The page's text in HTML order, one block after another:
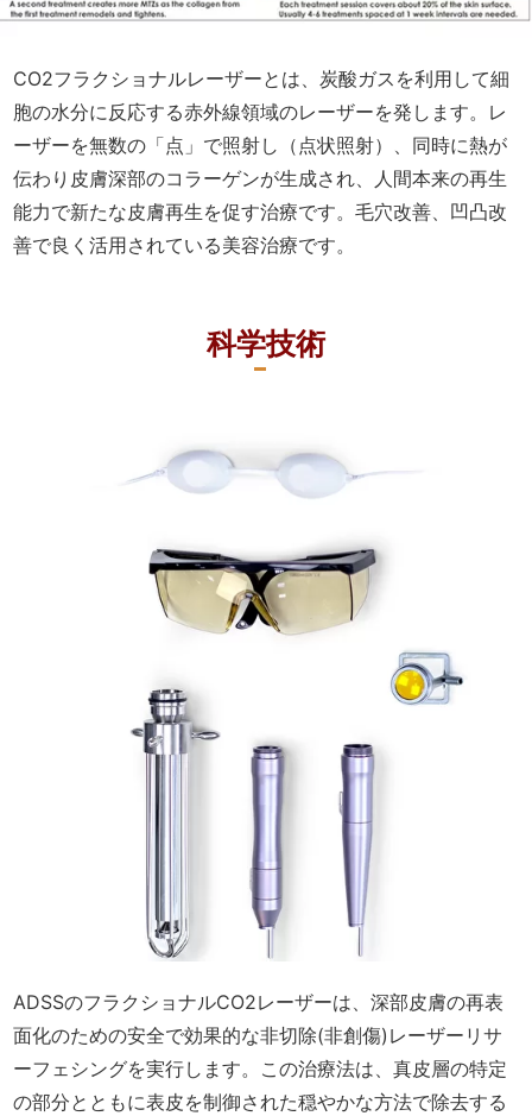
CO2フラクショナルレーザーとは、炭酸ガスを利用して細
胞の水分に反応する赤外線領域のレーザーを発します。レ
ーザーを無数の「点」で照射し（点状照射）、同時に熱が
伝わり皮膚深部のコラーゲンが生成され、人間本来の再生
能力で新たな皮膚再生を促す治療です。毛穴改善、凹凸改
善で良く活用されている美容治療です。
科学技術
ADSSのフラクショナルCO2レーザーは、深部皮膚の再表
面化のための安全で効果的な非切除(非創傷)レーザーリサ
ーフェシングを実行します。この治療法は、真皮層の特定
の部分とともに表皮を制御された穏やかな方法で除去する